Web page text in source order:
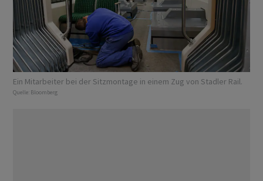
Ein Mitarbeiter bei der Sitzmontage in einem Zug von Stadler Rail.
Quelle: Bloomberg